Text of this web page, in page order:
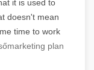
it is used to
doesn't mean
time to work
plan